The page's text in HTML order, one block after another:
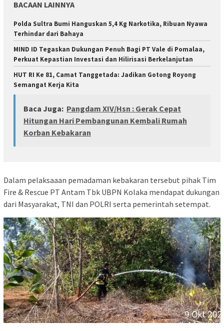
BACAAN LAINNYA
Polda Sultra Bumi Hanguskan 5,4 Kg Narkotika, Ribuan Nyawa
Terhindar dari Bahaya
MIND ID Tegaskan Dukungan Penuh Bagi PT Vale di Pomalaa,
Perkuat Kepastian Investasi dan Hilirisasi Berkelanjutan
HUT RI Ke 81, Camat Tanggetada: Jadikan Gotong Royong
Semangat Kerja Kita
Baca Juga: Pangdam XIV/Hsn : Gerak Cepat
Hitungan Hari Pembangunan Kembali Rumah
Korban Kebakaran
Dalam pelaksaaan pemadaman kebakaran tersebut pihak Tim
Fire & Rescue PT Antam Tbk UBPN Kolaka mendapat dukungan
dari Masyarakat, TNI dan POLRI serta pemerintah setempat.